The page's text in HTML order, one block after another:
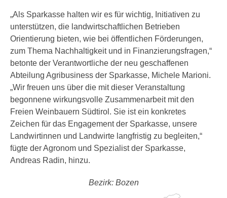
„Als Sparkasse halten wir es für wichtig, Initiativen zu
unterstützen, die landwirtschaftlichen Betrieben
Orientierung bieten, wie bei öffentlichen Förderungen,
zum Thema Nachhaltigkeit und in Finanzierungsfragen,“
betonte der Verantwortliche der neu geschaffenen
Abteilung Agribusiness der Sparkasse, Michele Marioni.
„Wir freuen uns über die mit dieser Veranstaltung
begonnene wirkungsvolle Zusammenarbeit mit den
Freien Weinbauern Südtirol. Sie ist ein konkretes
Zeichen für das Engagement der Sparkasse, unsere
Landwirtinnen und Landwirte langfristig zu begleiten,“
fügte der Agronom und Spezialist der Sparkasse,
Andreas Radin, hinzu.
Bezirk: Bozen